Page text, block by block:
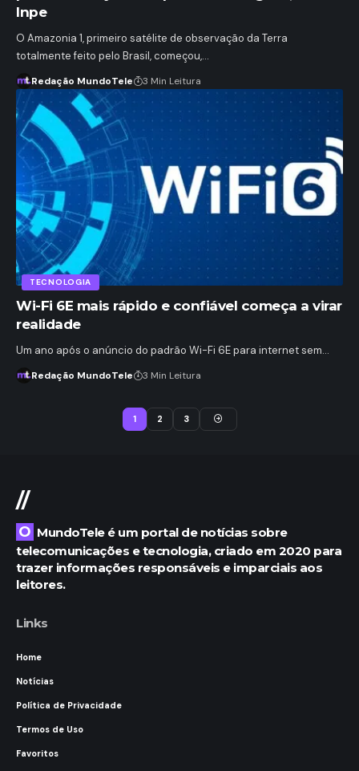
Inpe
O Amazonia 1, primeiro satélite de observação da Terra
totalmente feito pelo Brasil, começou,…
Redação MundoTele 3 Min Leitura
TECNOLOGIA
Wi-Fi 6E mais rápido e confiável começa a virar
realidade
Um ano após o anúncio do padrão Wi-Fi 6E para internet sem…
Redação MundoTele 3 Min Leitura
1 2 3
//
O MundoTele é um portal de notícias sobre
telecomunicações e tecnologia, criado em 2020 para
trazer informações responsáveis e imparciais aos
leitores.
Links
Home
Notícias
Política de Privacidade
Termos de Uso
Favoritos